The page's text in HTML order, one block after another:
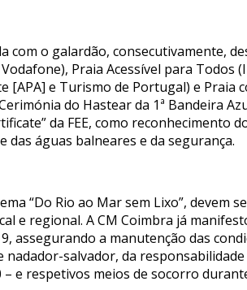
o galardão, consecutivamente,
Praia Acessível para Todos
e Turismo de Portugal) e Praia
do Hastear da 1ª Bandeira
da FEE, como reconhecimento
das águas balneares e da segurança.
“Do Rio ao Mar sem Lixo”, devem
e regional. A CM Coimbra já
assegurando a manutenção das
nadador-salvador, da
e respetivos meios de socorro